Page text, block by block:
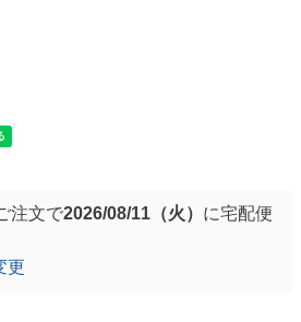
注文で2026/08/11（火） に宅配便
更